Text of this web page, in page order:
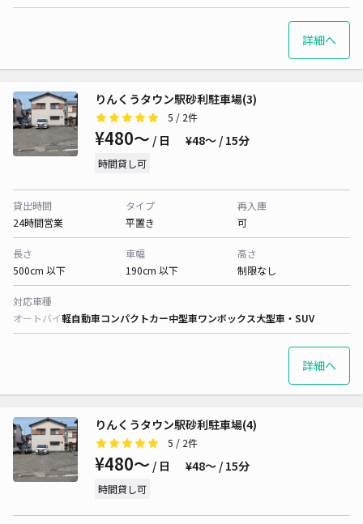
詳細へ
りんくうタウン駅砂利駐車場(3)
5 / 2件
¥480〜 / 日 ¥48〜 / 15分
時間貸し可
貸出時間
24時間営業
タイプ
平置き
再入庫
可
長さ
500cm 以下
車幅
190cm 以下
高さ
制限なし
対応車種
オートバイ軽自動車コンパクトカー中型車ワンボックス大型車・SUV
詳細へ
りんくうタウン駅砂利駐車場(4)
5 / 2件
¥480〜 / 日 ¥48〜 / 15分
時間貸し可